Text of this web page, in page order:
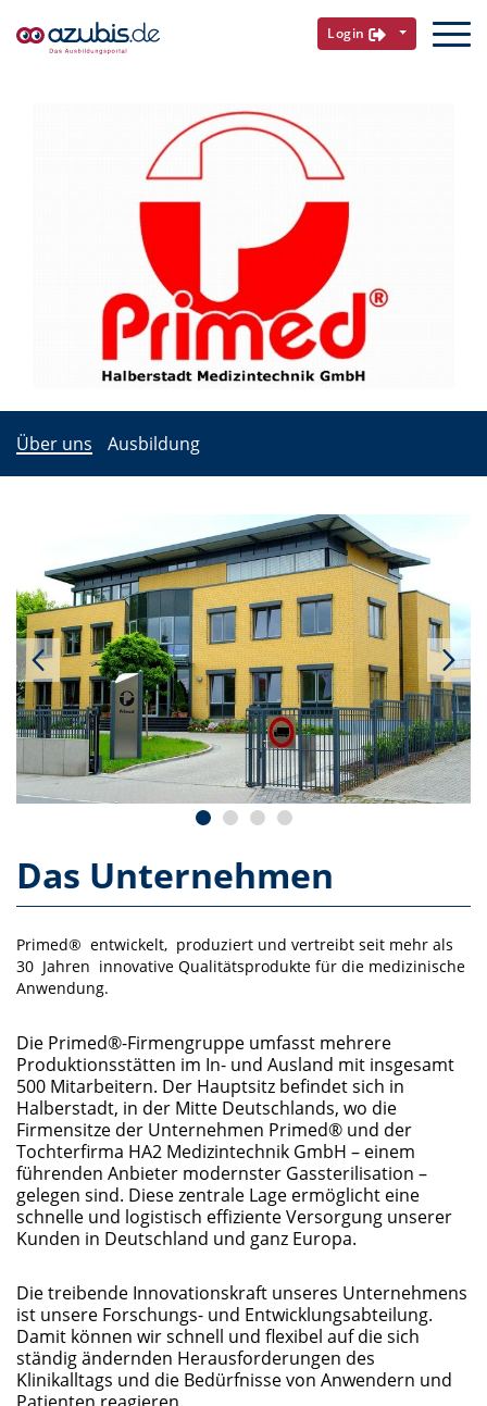
Login
Über uns Ausbildung
Das Unternehmen
Primed® entwickelt, produziert und vertreibt seit mehr als
30 Jahren innovative Qualitätsprodukte für die medizinische
Anwendung.
Die Primed®-Firmengruppe umfasst mehrere
Produktionsstätten im In- und Ausland mit insgesamt
500 Mitarbeitern. Der Hauptsitz befindet sich in
Halberstadt, in der Mitte Deutschlands, wo die
Firmensitze der Unternehmen Primed® und der
Tochterfirma HA2 Medizintechnik GmbH – einem
führenden Anbieter modernster Gassterilisation –
gelegen sind. Diese zentrale Lage ermöglicht eine
schnelle und logistisch effiziente Versorgung unserer
Kunden in Deutschland und ganz Europa.
Die treibende Innovationskraft unseres Unternehmens
ist unsere Forschungs- und Entwicklungsabteilung.
Damit können wir schnell und flexibel auf die sich
ständig ändernden Herausforderungen des
Klinikalltags und die Bedürfnisse von Anwendern und